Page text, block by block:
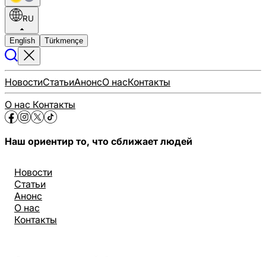
RU
English Türkmençe
НовостиСтатьиАнонсО насКонтакты
О нас Контакты
Наш ориентир то, что сближает людей
Новости
Статьи
Анонс
О нас
Контакты